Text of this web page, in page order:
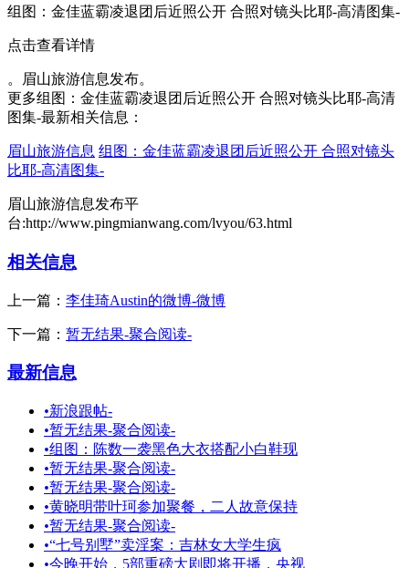
组图：金佳蓝霸凌退团后近照公开 合照对镜头比耶-高清图集-
点击查看详情
。眉山旅游信息发布。
更多组图：金佳蓝霸凌退团后近照公开 合照对镜头比耶-高清
图集-最新相关信息：
眉山旅游信息 组图：金佳蓝霸凌退团后近照公开 合照对镜头
比耶-高清图集-
眉山旅游信息发布平
台:http://www.pingmianwang.com/lvyou/63.html
相关信息
上一篇： 李佳琦Austin的微博-微博
下一篇： 暂无结果-聚合阅读-
最新信息
•新浪跟帖-
•暂无结果-聚合阅读-
•组图：陈数一袭黑色大衣搭配小白鞋现
•暂无结果-聚合阅读-
•暂无结果-聚合阅读-
•黄晓明带叶珂参加聚餐，二人故意保持
•暂无结果-聚合阅读-
•“七号别墅”卖淫案：吉林女大学生疯
•今晚开始，5部重磅大剧即将开播，央视